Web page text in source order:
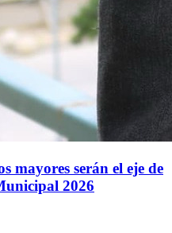
mayores serán el eje de
2026